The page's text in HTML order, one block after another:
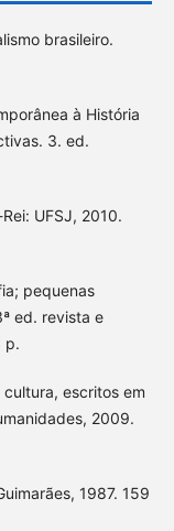
brasileiro.
à História
3. ed.
UFSJ, 2010.
pequenas
ed. revista e
p.
cultura, escritos em
2009.
1987. 159